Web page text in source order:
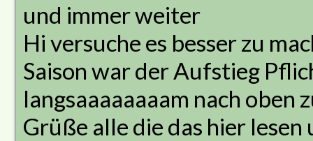
und immer weiter
Hi versuche es besser zu
Saison war der Aufstieg
langsaaaaaaaam nach oben
Grüße alle die das hier lesen